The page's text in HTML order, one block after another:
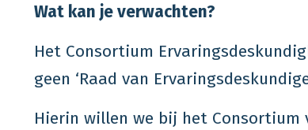
Wat kan je verwachten?
Het Consortium
geen ‘Raad van
Hierin willen we bij het Consortium